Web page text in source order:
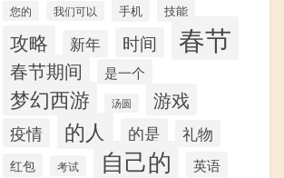
您的 我们可以 手机 技能
攻略 新年 时间 春节
春节期间 是一个
梦幻西游 汤圆 游戏
疫情 的人 的是 礼物
红包 考试 自己的 英语